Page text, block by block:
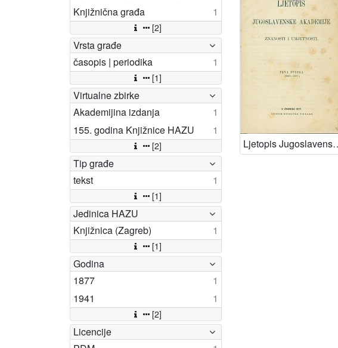
Knjižnična građa
1
[2]
Vrsta građe
časopis | periodika
1
[1]
Virtualne zbirke
Akademijina izdanja
1
155. godina Knjižnice HAZU
1
[2]
Tip građe
tekst
1
[1]
Jedinica HAZU
Knjižnica (Zagreb)
1
[1]
Godina
1877
1
1941
1
[2]
Licencije
Ljetopis